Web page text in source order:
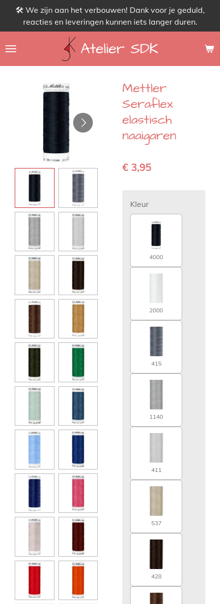
direct
naar
de
Atelier SDK
🛠 We zijn aan het verbouwen! Dank voor je geduld,
reacties en leveringen kunnen iets langer duren.
Mettler
Seraflex
elastisch
naaigaren
€ 3,95
Kleur
4000
2000
415
1140
411
537
428